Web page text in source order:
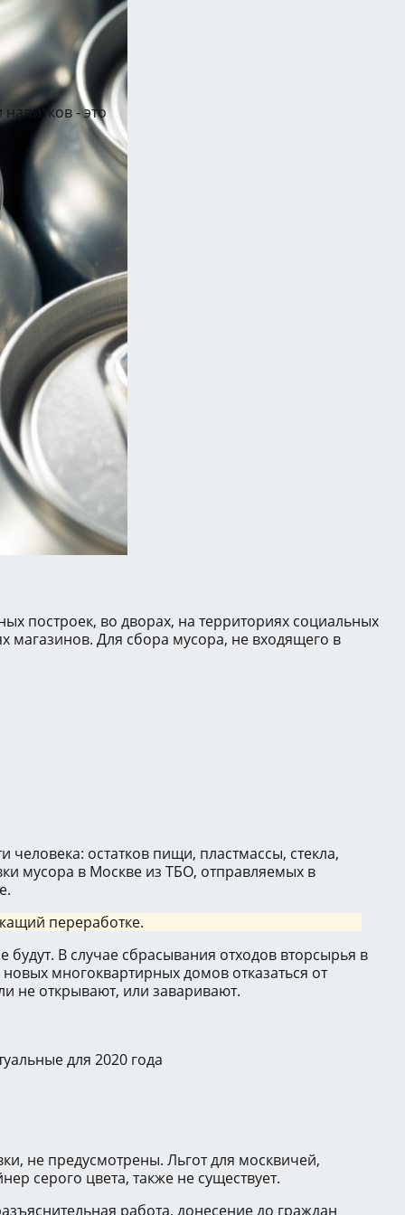
- это
построек, во дворах, на территориях социальных
магазинов. Для сбора мусора, не входящего в
остатков пищи, пластмассы, стекла,
мусора в Москве из ТБО, отправляемых в
переработке.
В случае сбрасывания отходов вторсырья в
многоквартирных домов отказаться от
не открывают, или заваривают.
для 2020 года
не предусмотрены. Льгот для москвичей,
серого цвета, также не существует.
работа, донесение до граждан